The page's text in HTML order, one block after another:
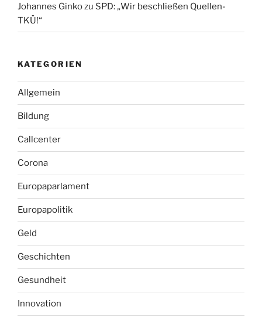
Johannes Ginkozu SPD: „Wir beschließen Quellen-
TKÜ!“
KATEGORIEN
Allgemein
Bildung
Callcenter
Corona
Europaparlament
Europapolitik
Geld
Geschichten
Gesundheit
Innovation